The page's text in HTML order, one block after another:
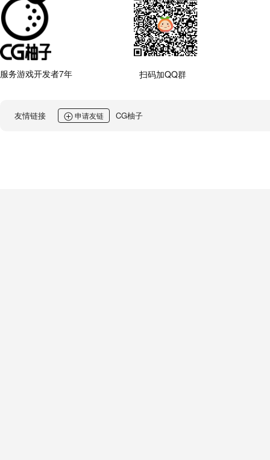
服务游戏开发者7年 扫码加QQ群
友情链接 申请友链 CG柚子